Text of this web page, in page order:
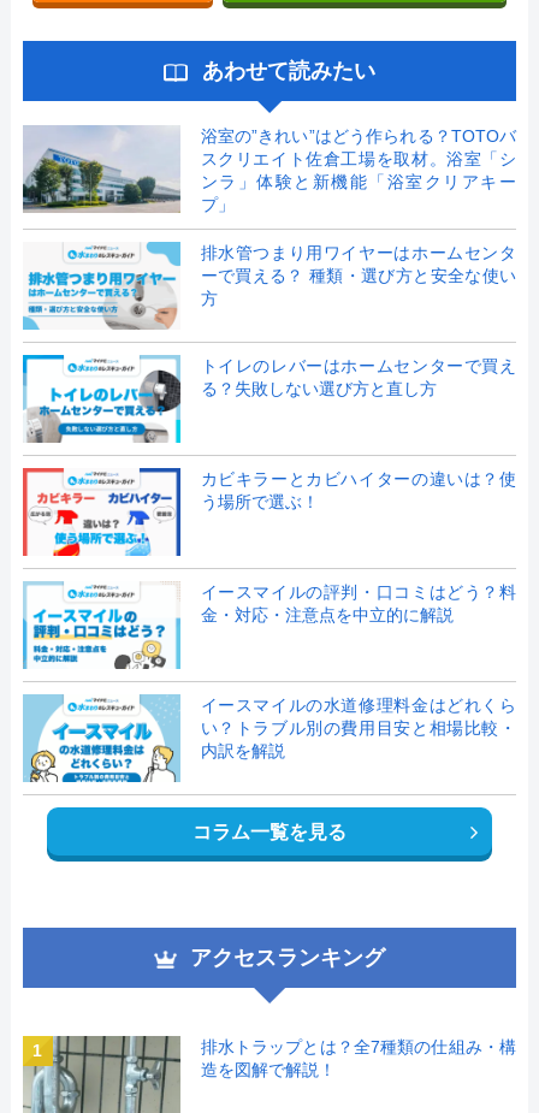
あわせて読みたい
浴室の”きれい”はどう作られる？TOTOバ
スクリエイト佐倉工場を取材。浴室「シ
ンラ」体験と新機能「浴室クリアキー
プ」
排水管つまり用ワイヤーはホームセンタ
ーで買える？ 種類・選び方と安全な使い
方
トイレのレバーはホームセンターで買え
る？失敗しない選び方と直し方
カビキラーとカビハイターの違いは？使
う場所で選ぶ！
イースマイルの評判・口コミはどう？料
金・対応・注意点を中立的に解説
イースマイルの水道修理料金はどれくら
い？トラブル別の費用目安と相場比較・
内訳を解説
コラム一覧を見る
アクセスランキング
1
排水トラップとは？全7種類の仕組み・構
造を図解で解説！